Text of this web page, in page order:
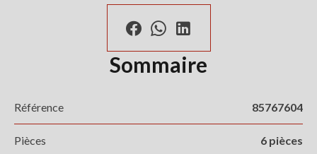
Sommaire
Référence 85767604
Pièces 6 pièces